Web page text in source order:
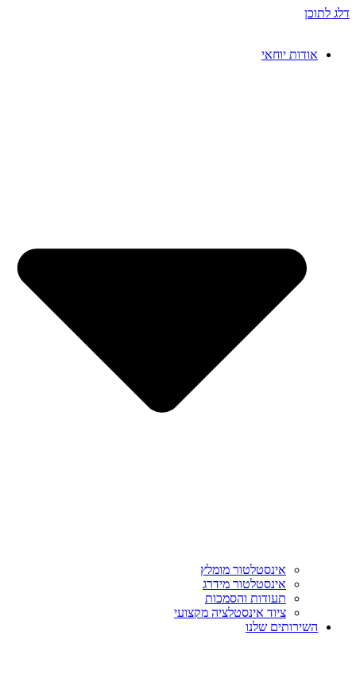
דלג לתוכן
אודות יוחאי
אינסטלטור מומלץ
אינסטלטור מידרג
תעודות והסמכות
ציוד אינסטלציה מקצועי
השירותים שלנו